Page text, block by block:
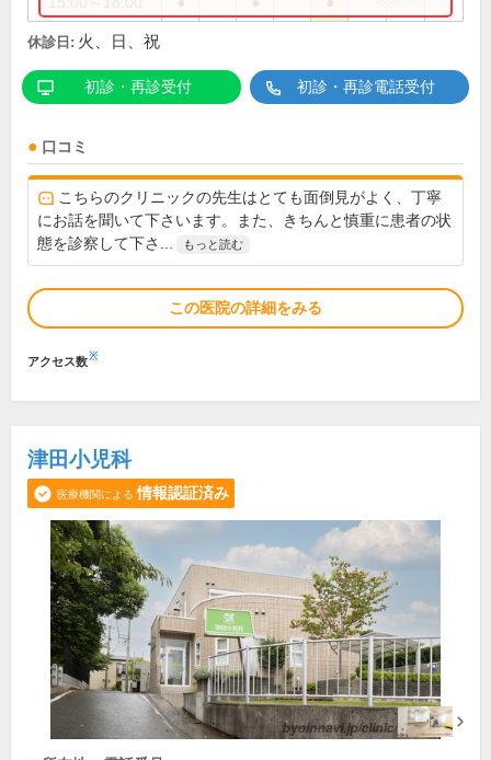
休診日: 火、日、祝
初診・再診受付 初診・再診電話受付
口コミ
こちらのクリニックの先生はとても面倒見がよく、丁寧
にお話を聞いて下さいます。また、きちんと慎重に患者の状
態を診察して下さ...
もっと読む
この医院の詳細をみる
アクセス数※
津田小児科
医療機関による 情報認証済み